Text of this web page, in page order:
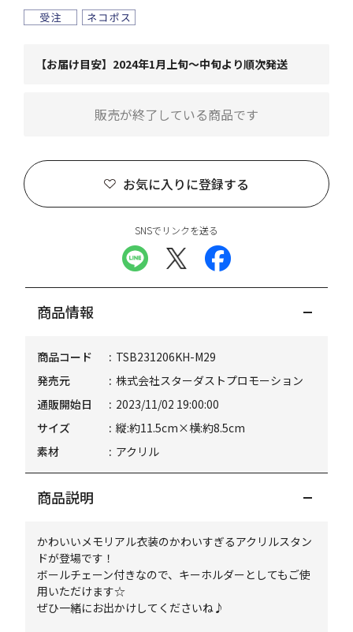
【お届け目安】2024年1月上旬～中旬より順次発送
お気に入りに登録する
販売が終了している商品です
SNSでリンクを送る
商品情報
商品コード
TSB231206KH-M29
発売元
株式会社スターダストプロモーション
通販開始日
2023/11/02 19:00:00
サイズ
縦:約11.5cm×横:約8.5cm
素材
アクリル
商品説明
かわいいメモリアル衣装のかわいすぎるアクリルスタン
ドが登場です！
ボールチェーン付きなので、キーホルダーとしてもご使
用いただけます☆
ぜひ一緒にお出かけしてくださいね♪